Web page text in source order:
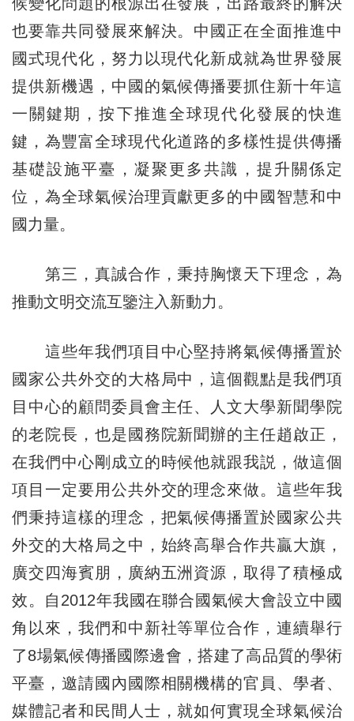
也要靠共同發展來解決。中國正在全面推進中
國式現代化，努力以現代化新成就為世界發展
提供新機遇，中國的氣候傳播要抓住新十年這
一關鍵期，按下推進全球現代化發展的快進
鍵，為豐富全球現代化道路的多樣性提供傳播
基礎設施平臺，凝聚更多共識，提升關係定
位，為全球氣候治理貢獻更多的中國智慧和中
國力量。
第三，真誠合作，秉持胸懷天下理念，為
推動文明交流互鑒注入新動力。
這些年我們項目中心堅持將氣候傳播置於
國家公共外交的大格局中，這個觀點是我們項
目中心的顧問委員會主任、人文大學新聞學院
的老院長，也是國務院新聞辦的主任趙啟正，
在我們中心剛成立的時候他就跟我説，做這個
項目一定要用公共外交的理念來做。這些年我
們秉持這樣的理念，把氣候傳播置於國家公共
外交的大格局之中，始終高舉合作共贏大旗，
廣交四海賓朋，廣納五洲資源，取得了積極成
效。自2012年我國在聯合國氣候大會設立中國
角以來，我們和中新社等單位合作，連續舉行
了8場氣候傳播國際邊會，搭建了高品質的學術
平臺，邀請國內國際相關機構的官員、學者、
媒體記者和民間人士，就如何實現全球氣候治